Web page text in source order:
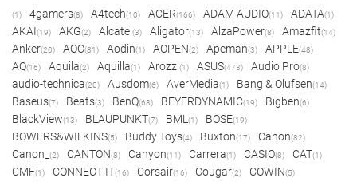
(1) 4gamers(8) A4tech(10) ACER(166) ADAM AUDIO(11) ADATA(1)
AKAI(19) AKG(2) Alcatel (3) Aligator(13) AlzaPower(8) Amazfit(14)
Anker(20) AOC(81) Aodin(1) AOPEN(2) Apeman(3) APPLE(48)
AQ(16) Aquila(2) Aquilla(1) Arozzi(1) ASUS(473) Audio Pro(8)
audio-technica(20) Ausdom(6) AverMedia(1) Bang & Olufsen(14)
Baseus(7) Beats(3) BenQ(68) BEYERDYNAMIC(19) Bigben(6)
BlackView(13) BLAUPUNKT(7) BML (1) BOSE(19)
BOWERS&WILKINS(5) Buddy Toys(4) Buxton(17) Canon(82)
Canon_ (2) CANTON(8) Canyon(11) Carrera(1) CASIO(8) CAT(1)
CMF(1) CONNECT IT(16) Corsair(16) Cougar(2) COWIN(5)